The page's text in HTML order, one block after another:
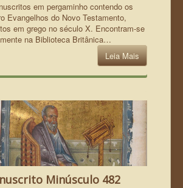
em pergaminho contendo os
Evangelhos do Novo Testamento,
em grego no século X. Encontram-se
na Biblioteca Britânica…
Leia Mais
Minúsculo 482